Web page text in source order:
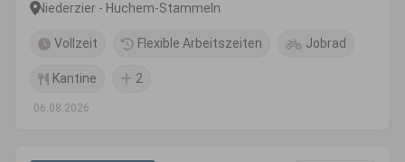
Niederzier - Huchem-Stammeln
Vollzeit Flexible Arbeitszeiten Jobrad
Kantine 2
06.08.2026